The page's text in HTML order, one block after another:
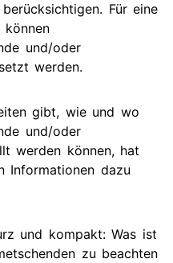
Für eine
können
und/oder
werden.
gibt, wie und wo
und/oder
werden können, hat
Informationen dazu
und kompakt:Was ist
zu beachten